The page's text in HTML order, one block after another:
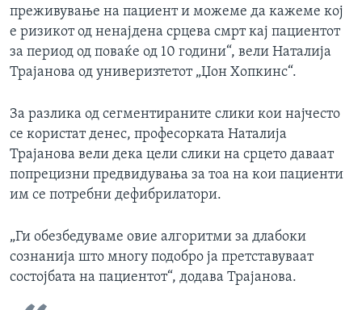
преживување на пациент и можеме да кажеме кој
е ризикот од ненајдена срцева смрт кај пациентот
за период од поваќе од 10 години“, вели Наталија
Трајанова од универизтетот „Џон Хопкинс“.
За разлика од сегментираните слики кои најчесто
се користат денес, професорката Наталија
Трајанова вели дека цели слики на срцето даваат
попрецизни предвидувања за тоа на кои пациенти
им се потребни дефибрилатори.
„Ги обезбедуваме овие алгоритми за длабоки
сознанија што многу подобро ја претставуваат
состојбата на пациентот“, додава Трајанова.